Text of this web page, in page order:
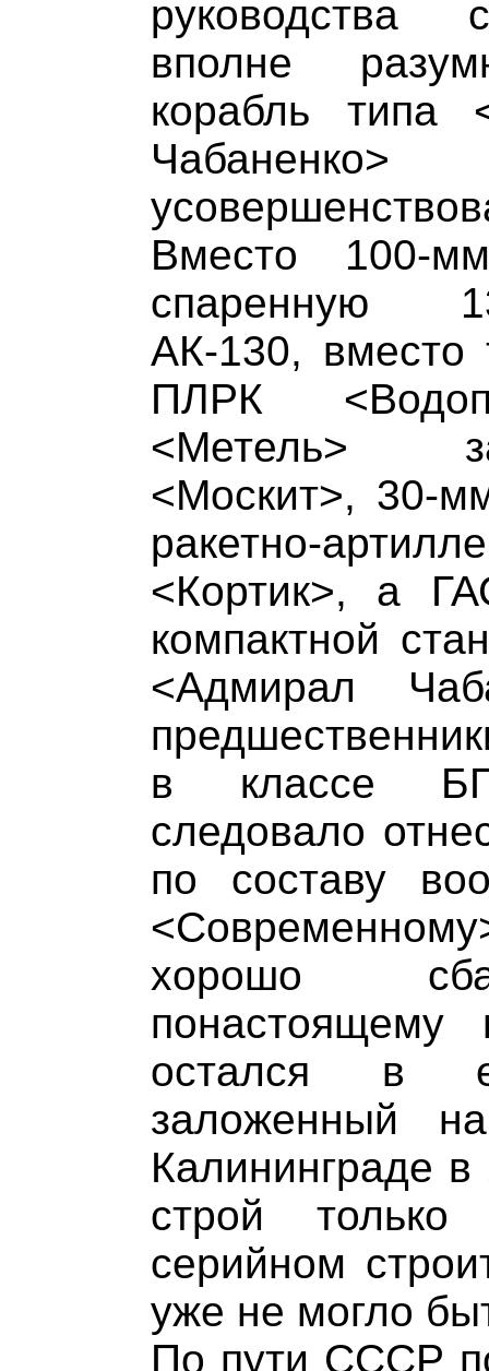
руководства
вполне
корабль типа
Вместо 100-
спаренную
АК-130, вместо
ПЛРК
<Метель>
<Москит>, 30-
ракетно-
<Кортик>, а
компактной
<Адмирал
в классе
следовало
по составу
хорошо
понастоящему
остался в
заложенный
Калининграде в
строй
серийном
уже не могло
По пути СССР